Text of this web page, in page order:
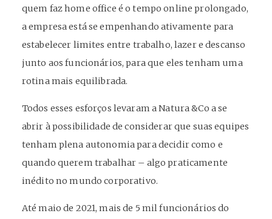
quem faz home office é o tempo online prolongado,
a empresa está se empenhando ativamente para
estabelecer limites entre trabalho, lazer e descanso
junto aos funcionários, para que eles tenham uma
rotina mais equilibrada.
Todos esses esforços levaram a Natura &Co a se
abrir à possibilidade de considerar que suas equipes
tenham plena autonomia para decidir como e
quando querem trabalhar – algo praticamente
inédito no mundo corporativo.
Até maio de 2021, mais de 5 mil funcionários do